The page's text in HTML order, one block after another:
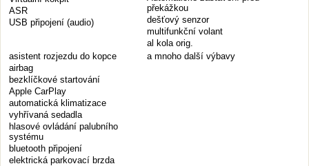
ASR
USB připojení (audio)
překážkou
dešťový senzor
multifunkční volant
al kola orig.
asistent rozjezdu do kopce
airbag
bezklíčkové startování
Apple CarPlay
automatická klimatizace
vyhřívaná sedadla
hlasové ovládání palubního
systému
bluetooth připojení
elektrická parkovací brzda
a mnoho další výbavy